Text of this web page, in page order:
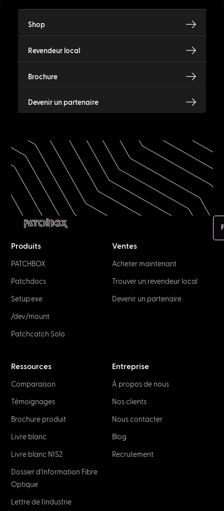
Shop
Revendeur local
Brochure
Devenir un partenaire
Produits
PATCHBOX
Patchdocs
Setup.exe
/dev/mount
Patchcatch Solo
Ventes
Acheter maintenant
Trouver un revendeur local
Devenir un partenaire
Ressources
Comparaison
Témoignages
Brochure produit
Livre blanc
Livre blanc NIS2
Dossier d'Information Fibre
Optique
Lettre de l'industrie
Entreprise
À propos de nous
Nos clients
Nous contacter
Blog
Recrutement